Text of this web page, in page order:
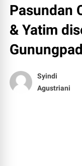
Pasundan
& Yatim
Syindi
Agustriani